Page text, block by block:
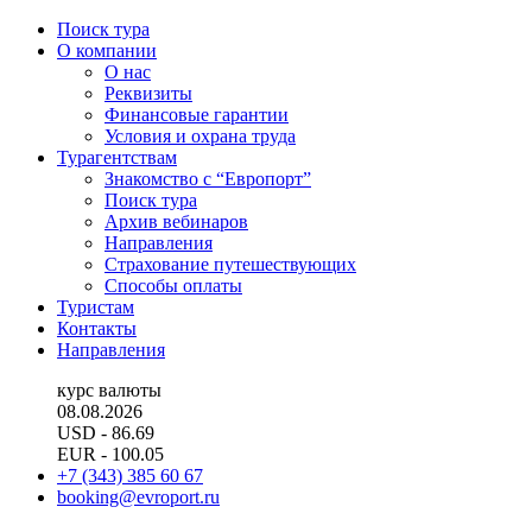
Поиск тура
О компании
О нас
Реквизиты
Финансовые гарантии
Условия и охрана труда
Турагентствам
Знакомство с “Европорт”
Поиск тура
Архив вебинаров
Направления
Страхование путешествующих
Способы оплаты
Туристам
Контакты
Направления
курс валюты
08.08.2026
USD - 86.69
EUR - 100.05
+7 (343) 385 60 67
booking@evroport.ru